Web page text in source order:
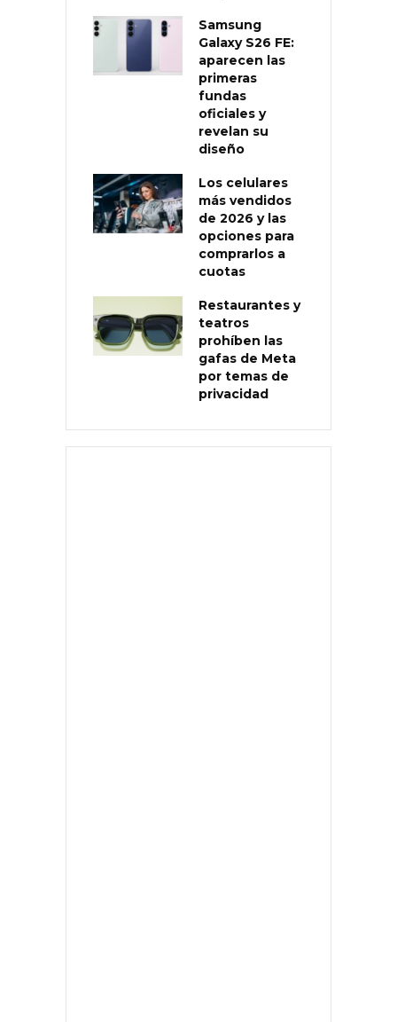
Samsung
Galaxy S26 FE:
aparecen las
primeras
fundas
oficiales y
revelan su
diseño
Los celulares
más vendidos
de 2026 y las
opciones para
comprarlos a
cuotas
Restaurantes y
teatros
prohíben las
gafas de Meta
por temas de
privacidad